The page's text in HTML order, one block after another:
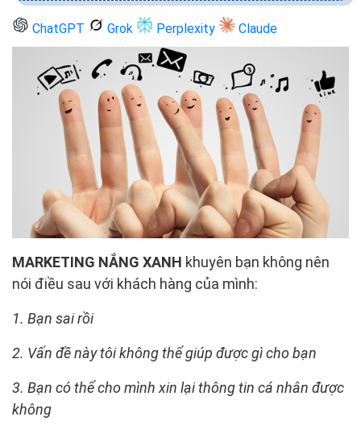
ChatGPT Grok Perplexity Claude
MARKETING NẮNG XANH khuyên bạn không nên
nói điều sau với khách hàng của mình:
1. Bạn sai rồi
2. Vấn đề này tôi không thể giúp được gì cho bạn
3. Bạn có thể cho mình xin lại thông tin cá nhân được
không